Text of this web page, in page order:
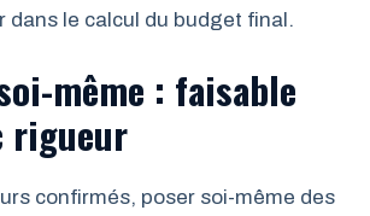
dans le calcul du budget final.
même : faisable
rigueur
confirmés, poser soi-même des